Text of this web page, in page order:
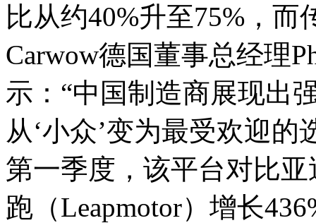
比从约40%升至75%，而
Carwow德国董事总经理
示：“中国制造商展现出
从‘小众’变为最受欢迎
第一季度，该平台对比
跑（Leapmotor）增长